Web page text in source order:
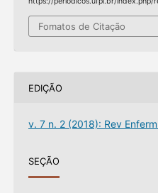
Fomatos de Citação
EDIÇÃO
v. 7 n. 2 (2018): Rev Enferm
SEÇÃO